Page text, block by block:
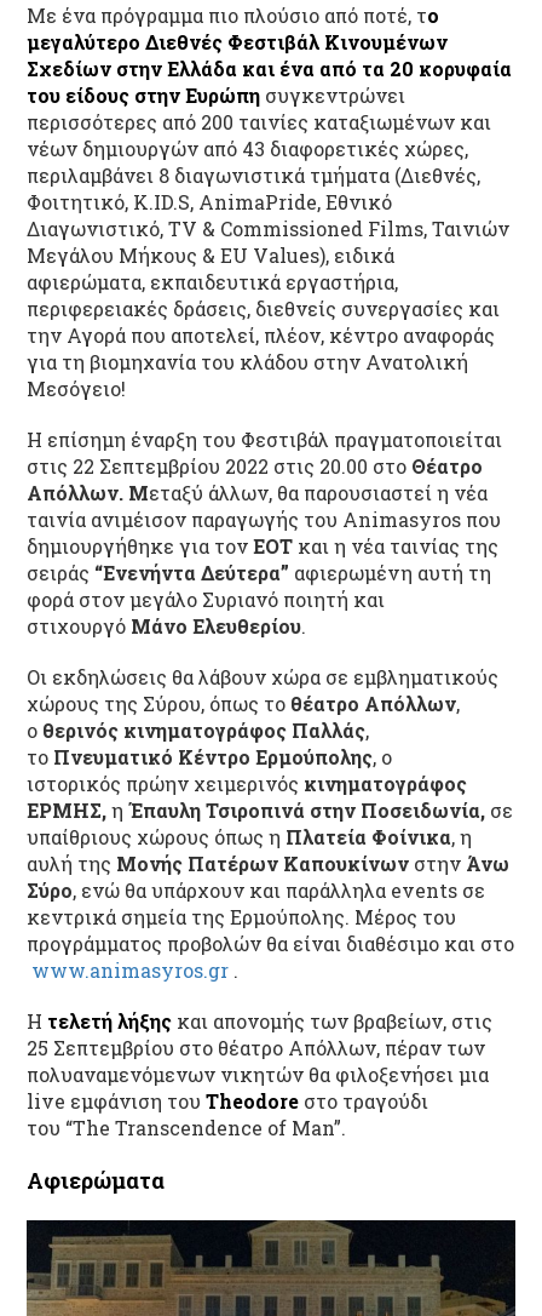
Με ένα πρόγραμμα πιο πλούσιο από ποτέ, το
μεγαλύτερο Διεθνές Φεστιβάλ Κινουμένων
Σχεδίων στην Ελλάδα και ένα από τα 20 κορυφαία
του είδους στην Ευρώπη συγκεντρώνει
περισσότερες από 200 ταινίες καταξιωμένων και
νέων δημιουργών από 43 διαφορετικές χώρες,
περιλαμβάνει 8 διαγωνιστικά τμήματα (Διεθνές,
Φοιτητικό, K.ID.S, AnimaPride, Εθνικό
Διαγωνιστικό, TV & Commissioned Films, Ταινιών
Μεγάλου Μήκους & EU Values), ειδικά
αφιερώματα, εκπαιδευτικά εργαστήρια,
περιφερειακές δράσεις, διεθνείς συνεργασίες και
την Αγορά που αποτελεί, πλέον, κέντρο αναφοράς
για τη βιομηχανία του κλάδου στην Ανατολική
Μεσόγειο!
Η επίσημη έναρξη του Φεστιβάλ πραγματοποιείται
στις 22 Σεπτεμβρίου 2022 στις 20.00 στο Θέατρο
Απόλλων. Μεταξύ άλλων, θα παρουσιαστεί η νέα
ταινία ανιμέισον παραγωγής του Animasyros που
δημιουργήθηκε για τονΕΟΤ και η νέα ταινίας της
σειράς “Ενενήντα Δεύτερα” αφιερωμένη αυτή τη
φορά στον μεγάλο Συριανό ποιητή και
στιχουργό Μάνο Ελευθερίου.
Οι εκδηλώσεις θα λάβουν χώρα σε εμβληματικούς
χώρους της Σύρου, όπως το θέατρο Απόλλων,
ο θερινός κινηματογράφος Παλλάς,
το Πνευματικό Κέντρο Ερμούπολης, ο
ιστορικός πρώην χειμερινός κινηματογράφος
ΕΡΜΗΣ,ηΈπαυλη Τσιροπινά στην Ποσειδωνία, σε
υπαίθριους χώρους όπως η Πλατεία Φοίνικα, η
αυλή της Μονής Πατέρων Καπουκίνων στην Άνω
Σύρο, ενώ θα υπάρχουν και παράλληλα events σε
κεντρικά σημεία της Ερμούπολης. Μέρος του
προγράμματος προβολών θα είναι διαθέσιμο και στo
www.animasyros.gr .
Η τελετή λήξης και απονομής των βραβείων, στις
25 Σεπτεμβρίου στο θέατρο Απόλλων, πέραν των
πολυαναμενόμενων νικητών θα φιλοξενήσει μια
live εμφάνιση τουTheodore στο τραγούδι
του “The Transcendence of Man”.
Αφιερώματα